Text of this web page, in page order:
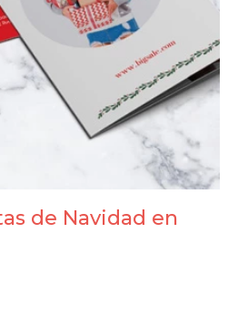
de Navidad en